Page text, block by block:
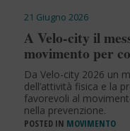
21 Giugno 2026
A Velo-city il
movimento per
Da Velo-city 2026 un
dell’attività fisica e la
favorevoli al
nella prevenzione.
POSTED IN MOVIMENTO